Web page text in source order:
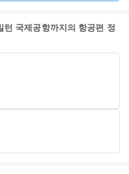
국제공항까지의 항공편 정